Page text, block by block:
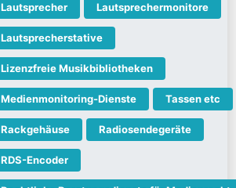
Lautsprecher Lautsprechermonitore
Lautsprecherstative
Lizenzfreie Musikbibliotheken
Medienmonitoring-Dienste Tassen etc
Rackgehäuse Radiosendegeräte
RDS-Encoder